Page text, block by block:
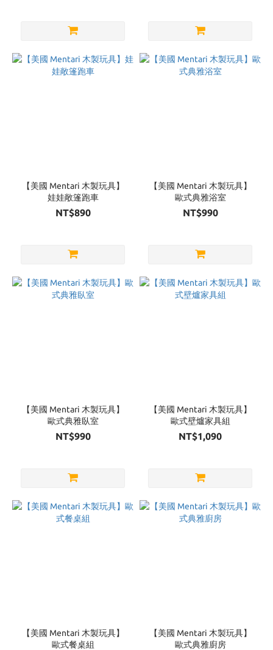
【美國 Mentari 木製玩具】
娃娃敞篷跑車
NT$890
【美國 Mentari 木製玩具】
歐式典雅浴室
NT$990
【美國 Mentari 木製玩具】
歐式典雅臥室
NT$990
【美國 Mentari 木製玩具】
歐式壁爐家具組
NT$1,090
【美國 Mentari 木製玩具】
歐式餐桌組
【美國 Mentari 木製玩具】
歐式典雅廚房